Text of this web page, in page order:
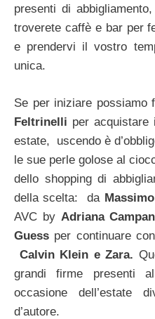
presenti di
troverete caffè e bar per
e prendervi il vostro
unica.
Se per iniziare possiamo
Feltrinelli per
estate, uscendo è
le sue perle golose al
dello shopping di
della scelta: da
AVC by Adriana
Guess per continuare con
Calvin Klein e Zara.
grandi firme presenti
occasione dell’estate
d’autore.